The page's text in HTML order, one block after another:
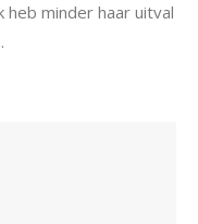
heb minder haar uitval